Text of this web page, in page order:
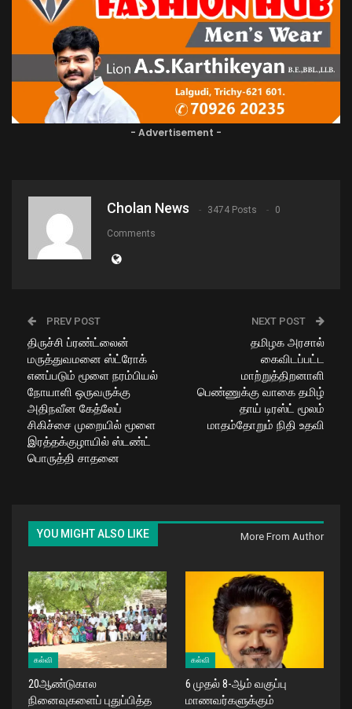
- Advertisement -
Cholan News 3474 Posts 0
Comments
PREV POST
திருச்சி ப்ரண்ட்லைன்
மருத்துவமனை ஸ்ட்ரோக்
எனப்படும் மூளை நரம்பியல்
நோயாளி ஒருவருக்கு
அதிநவீன கேத்லேப்
சிகிச்சை முறையில் மூளை
இரத்தக்குழாயில் ஸ்டண்ட்
பொருத்தி சாதனை
NEXT POST
தமிழக அரசால்
கைவிடப்பட்ட
மாற்றுத்திறனாளி
பெண்ணுக்கு வாகை தமிழ்
தாய் டிரஸ்ட் மூலம்
மாதம்தோறும் நிதி உதவி
YOU MIGHT ALSO LIKE More From Author
கல்வி
20ஆண்டுகால
நினைவுகளைப் புதுப்பித்த
கல்வி
​6 முதல் 8-ஆம் வகுப்பு
மாணவர்களுக்கும்